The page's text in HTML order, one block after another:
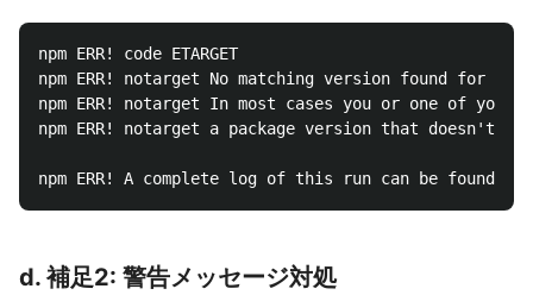
npm ERR! code ETARGET
npm ERR! notarget No matching version found for
npm ERR! notarget In most cases you or one of your
npm ERR! notarget a package version that doesn't
d. 補足2: 警告メッセージ対処